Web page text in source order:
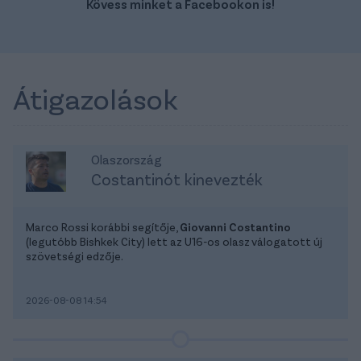
Kövess minket a Facebookon is!
Átigazolások
Olaszország
Costantinót kinevezték
Marco Rossi korábbi segítője, Giovanni Costantino
(legutóbb Bishkek City) lett az U16-os olasz válogatott új
szövetségi edzője.
2026-08-08 14:54